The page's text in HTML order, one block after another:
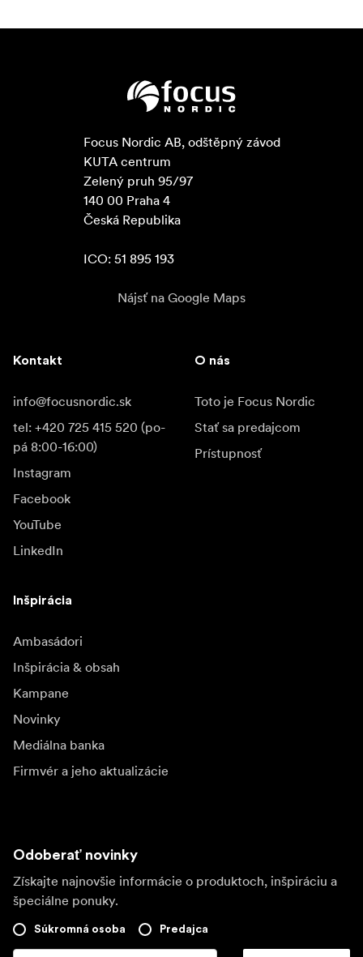
Focus Nordic AB, odštěpný závod
KUTA centrum
Zelený pruh 95/97
140 00 Praha 4
Česká Republika
ICO: 51 895 193
Nájsť na Google Maps
Kontakt
info@focusnordic.sk
tel: +420 725 415 520 (po-
pá 8:00-16:00)
Instagram
Facebook
YouTube
LinkedIn
O nás
Toto je Focus Nordic
Stať sa predajcom
Prístupnosť
Inšpirácia
Ambasádori
Inšpirácia & obsah
Kampane
Novinky
Mediálna banka
Firmvér a jeho aktualizácie
Odoberať novinky
Získajte najnovšie informácie o produktoch, inšpiráciu a
špeciálne ponuky.
Súkromná osoba Predajca